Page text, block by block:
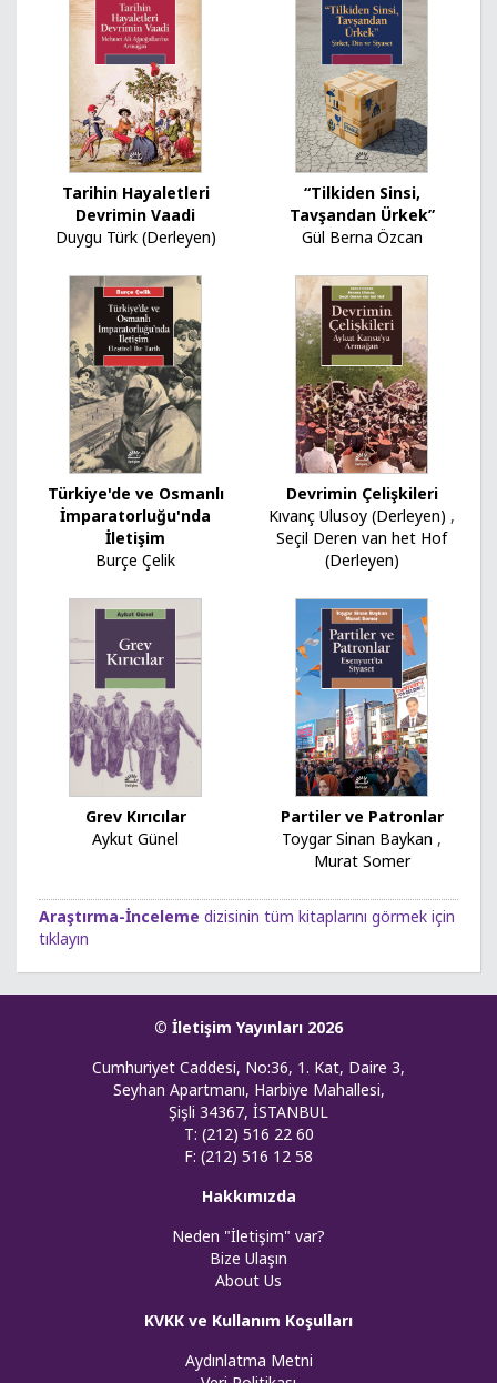
Tarihin Hayaletleri
Devrimin Vaadi
Duygu Türk (Derleyen)
“Tilkiden Sinsi,
Tavşandan Ürkek”
Gül Berna Özcan
Türkiye'de ve Osmanlı
İmparatorluğu'nda
İletişim
Burçe Çelik
Devrimin Çelişkileri
Kıvanç Ulusoy (Derleyen) ,
Seçil Deren van het Hof
(Derleyen)
Grev Kırıcılar
Aykut Günel
Partiler ve Patronlar
Toygar Sinan Baykan ,
Murat Somer
Araştırma-İnceleme dizisinin tüm kitaplarını görmek için
tıklayın
© İletişim Yayınları 2026
Cumhuriyet Caddesi, No:36, 1. Kat, Daire 3,
Seyhan Apartmanı, Harbiye Mahallesi,
Şişli 34367, İSTANBUL
T: (212) 516 22 60
F: (212) 516 12 58
Hakkımızda
Neden "İletişim" var?
Bize Ulaşın
About Us
KVKK ve Kullanım Koşulları
Aydınlatma Metni